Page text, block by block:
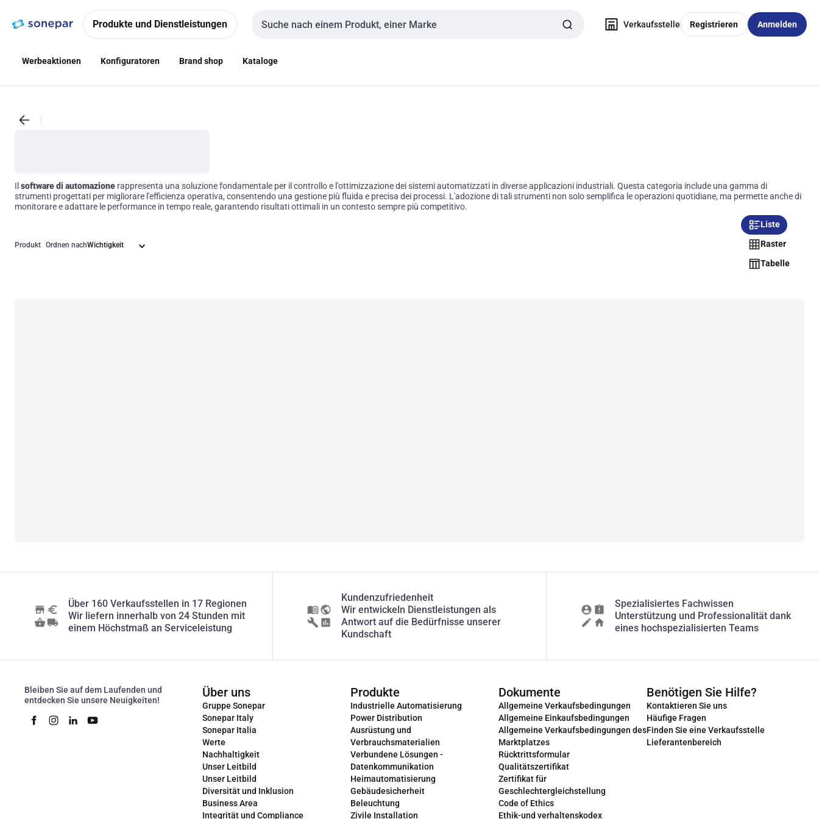
NavigationInhalt
Produkte und Dienstleistungen
Sucheingabe
Verkaufsstelle Registrieren Anmelden
Werbeaktionen Konfiguratoren Brand shop Kataloge
Il software di automazione rappresenta una soluzione fondamentale per il controllo e l'ottimizzazione dei sistemi automatizzati in diverse applicazioni industriali. Questa categoria include una gamma di
strumenti progettati per migliorare l'efficienza operativa, consentendo una gestione più fluida e precisa dei processi. L'adozione di tali strumenti non solo semplifica le operazioni quotidiane, ma permette anche di
monitorare e adattare le performance in tempo reale, garantendo risultati ottimali in un contesto sempre più competitivo.
Produkt Ordnen nach
Liste
Raster
Tabelle
Über 160 Verkaufsstellen in 17 Regionen
Wir liefern innerhalb von 24 Stunden mit
einem Höchstmaß an Serviceleistung
Kundenzufriedenheit
Wir entwickeln Dienstleistungen als
Antwort auf die Bedürfnisse unserer
Kundschaft
Spezialisiertes Fachwissen
Unterstützung und Professionalität dank
eines hochspezialisierten Teams
Bleiben Sie auf dem Laufenden und
entdecken Sie unsere Neuigkeiten!
Über uns
Gruppe Sonepar
Sonepar Italy
Sonepar Italia
Werte
Nachhaltigkeit
Unser Leitbild
Unser Leitbild
Diversität und Inklusion
Business Area
Integrität und Compliance
Produkte
Industrielle Automatisierung
Power Distribution
Ausrüstung und
Verbrauchsmaterialien
Verbundene Lösungen -
Datenkommunikation
Heimautomatisierung
Gebäudesicherheit
Beleuchtung
Zivile Installation
Dokumente
Allgemeine Verkaufsbedingungen
Allgemeine Einkaufsbedingungen
Allgemeine Verkaufsbedingungen des
Marktplatzes
Rücktrittsformular
Qualitätszertifikat
Zertifikat für
Geschlechtergleichstellung
Code of Ethics
Ethik-und verhaltenskodex
Benötigen Sie Hilfe?
Kontaktieren Sie uns
Häufige Fragen
Finden Sie eine Verkaufsstelle
Lieferantenbereich